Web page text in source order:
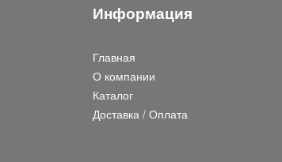
Информация
Главная
О компании
Каталог
Доставка / Оплата